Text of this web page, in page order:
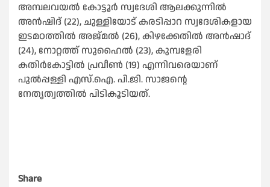
അമ്പലവയൽ കോട്ടൂർ സ്വദേശി ആലക്കുന്നിൽ
അൻഷിദ് (22), ചുള്ളിയോട് കരടിപ്പാറ സ്വദേശികളായ
ഇടമഠത്തിൽ അജ്മൽ (26), കിഴക്കേതിൽ അൻഷാദ്
(24), നോറ്റത്ത് സുഹൈൽ (23), കുമ്പളേരി
കതിർകോട്ടിൽ പ്രവീൺ (19) എന്നിവരെയാണ്
പുൽപ്പള്ളി എസ്.ഐ. പി.ജി. സാജന്റെ
നേതൃത്വത്തിൽ പിടികൂടിയത്.
Share